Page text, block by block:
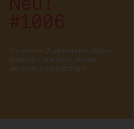
Showdown Zuckersteuer, dicker
Qualm aus Warstein, Mission
Impossible bei Oettinger